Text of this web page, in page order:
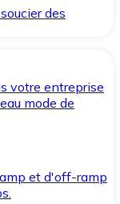
des
votre entreprise
mode de
et d'off-ramp